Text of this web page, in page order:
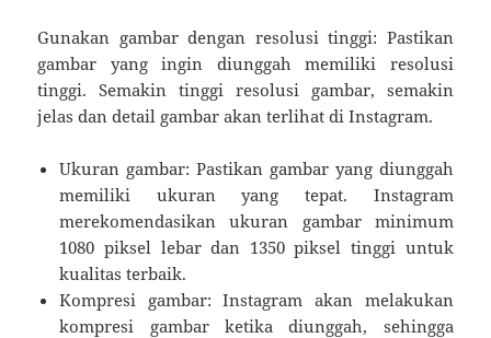
Gunakan gambar dengan resolusi tinggi: Pastikan
gambar yang ingin diunggah memiliki resolusi
tinggi. Semakin tinggi resolusi gambar, semakin
jelas dan detail gambar akan terlihat di Instagram.
Ukuran gambar: Pastikan gambar yang diunggah
memiliki ukuran yang tepat. Instagram
merekomendasikan ukuran gambar minimum
1080 piksel lebar dan 1350 piksel tinggi untuk
kualitas terbaik.
Kompresi gambar: Instagram akan melakukan
kompresi gambar ketika diunggah, sehingga